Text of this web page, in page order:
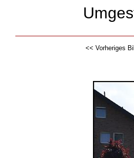
<< Vorheriges